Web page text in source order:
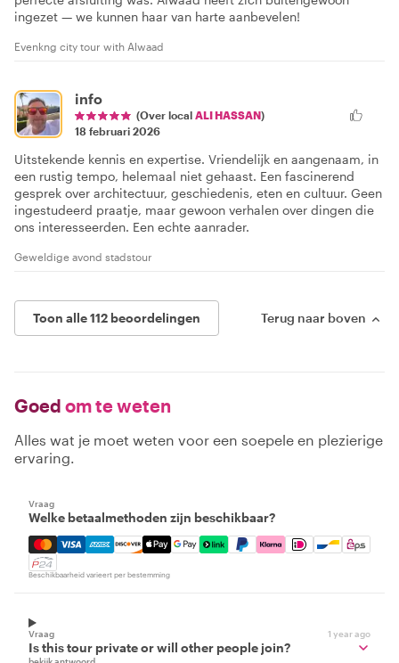
ingezet — we kunnen haar van harte aanbevelen!
Evenkng city tour with Alwaad
info
(Over local ALI HASSAN)
18 februari 2026
Uitstekende kennis en expertise. Vriendelijk en aangenaam, in
een rustig tempo, helemaal niet gehaast. Een fascinerend
gesprek over architectuur, geschiedenis, eten en cultuur. Geen
ingestudeerd praatje, maar gewoon verhalen over dingen die
ons interesseerden. Een echte aanrader.
Geweldige avond stadstour
Toon alle 112 beoordelingen Terug naar boven
Goed om te weten
Alles wat je moet weten voor een soepele en plezierige
ervaring.
Vraag
Welke betaalmethoden zijn beschikbaar?
Mastercard, Visa, Amex, Discover, Apple Pay, Google
Beschikbaarheid varieert per bestemming
Vraag 1 year ago
Is this tour private or will other people join?